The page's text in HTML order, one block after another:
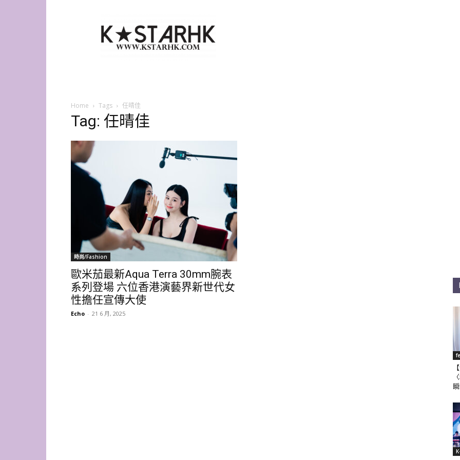
Star
HK
Home Tags 任晴佳
Tag: 任晴佳
時尚/Fashion
歐米茄最新Aqua Terra 30mm腕表
系列登場 六位香港演藝界新世代女
性擔任宣傳大使
Echo - 21 6 月, 2025